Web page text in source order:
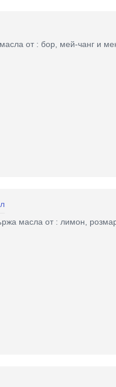
от : бор, мей-чанг и
масла от : лимон,